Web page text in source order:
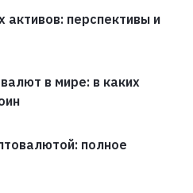
активов: перспективы и
в мире: в каких
полное